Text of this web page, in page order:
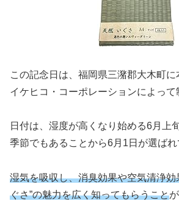
この記念日は、福岡県三潴郡大木町
イケヒコ・コーポレーションによって
日付は、湿度が高くなり始める6月上
季節でもあることから6月1日が選ばれ
湿気を吸収し、消臭効果や空気清浄効
ぐさ”の魅力を広く知ってもらうこと